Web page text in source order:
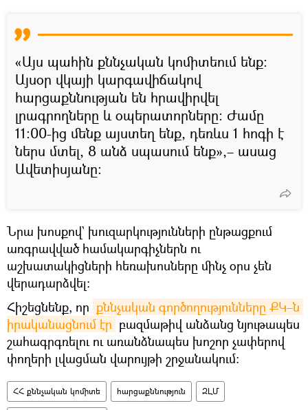
«Այս պահին քննչական կոմիտեում ենք:
Այսօր վկայի կարգավիճակով
հարցաքննության են հրավիրվել
լրագրողները և օպերատորները: Ժամը
11։00-ից մենք այստեղ ենք, դեռևս 1 հոգի է
ներս մտել, 8 անձ սպասում ենք»,– ասաց
Ավետիսյանը։
Նրա խոսքով` խուզարկությունների ընթացքում
առգրավված համակարգիչներն ու
աշխատակիցների հեռախոսները մինչ օրս չեն
վերադարձվել։
Հիշեցնենք, որ քննչական գործողությունները ՔԿ–ն
իրականացնում էր բազմաթիվ անձանց նյութապես
շահագրգռելու ու առանձնապես խոշոր չափերով
փողերի լվացման վարույթի շրջանակում։
ՀՀ քննչական կոմիտե հարցաքննություն ԶԼՄ